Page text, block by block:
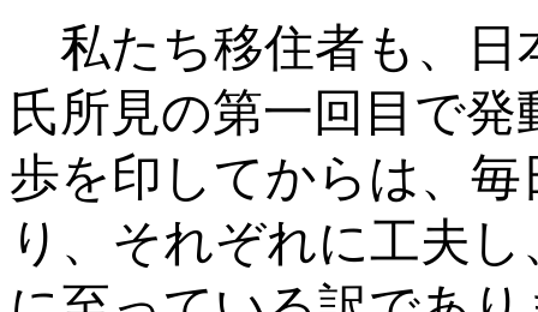
私たち移住者も、日
氏所見の第一回目で
歩を印してからは、
り、それぞれに工夫